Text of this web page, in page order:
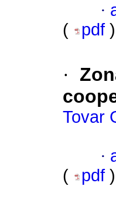
·
(
pdf )
·
Tovar
·
(
pdf )